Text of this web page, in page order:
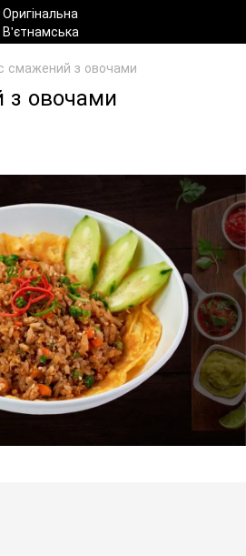
смажений з овочами
з овочами